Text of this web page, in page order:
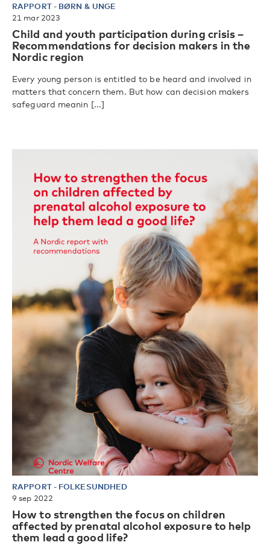
RAPPORT- BØRN & UNGE
21 mar 2023
Child and youth participation during crisis –
Recommendations for decision makers in the
Nordic region
Every young person is entitled to be heard and involved in
matters that concern them. But how can decision makers
safeguard meanin [...]
RAPPORT- FOLKESUNDHED
9 sep 2022
How to strengthen the focus on children
affected by prenatal alcohol exposure to help
them lead a good life?